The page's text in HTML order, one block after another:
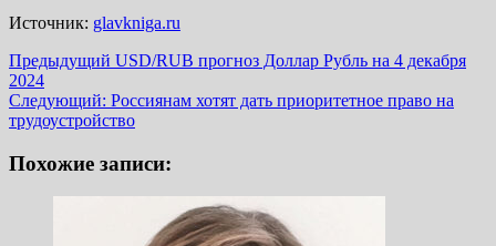
Источник: glavkniga.ru
Навигация
записи
Предыдущий USD/RUB прогноз Доллар Рубль на 4 декабря
2024
Следующий: Россиянам хотят дать приоритетное право на
трудоустройство
Похожие записи: